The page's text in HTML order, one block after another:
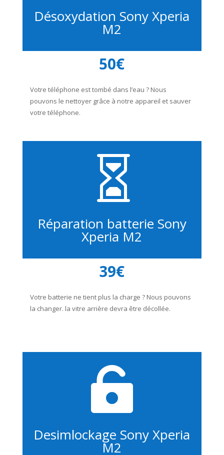
Désoxydation Sony Xperia
M2
50€
Votre téléphone est tombé dans l’eau ? Nous
pouvons le nettoyer grâce à notre appareil et sauver
votre téléphone.

Réparation batterie Sony
Xperia M2
39€
Votre batterie ne tient plus la charge ? Nous pouvons
la changer. la vitre arrière devra être décollée.

Desimlockage Sony Xperia
M2